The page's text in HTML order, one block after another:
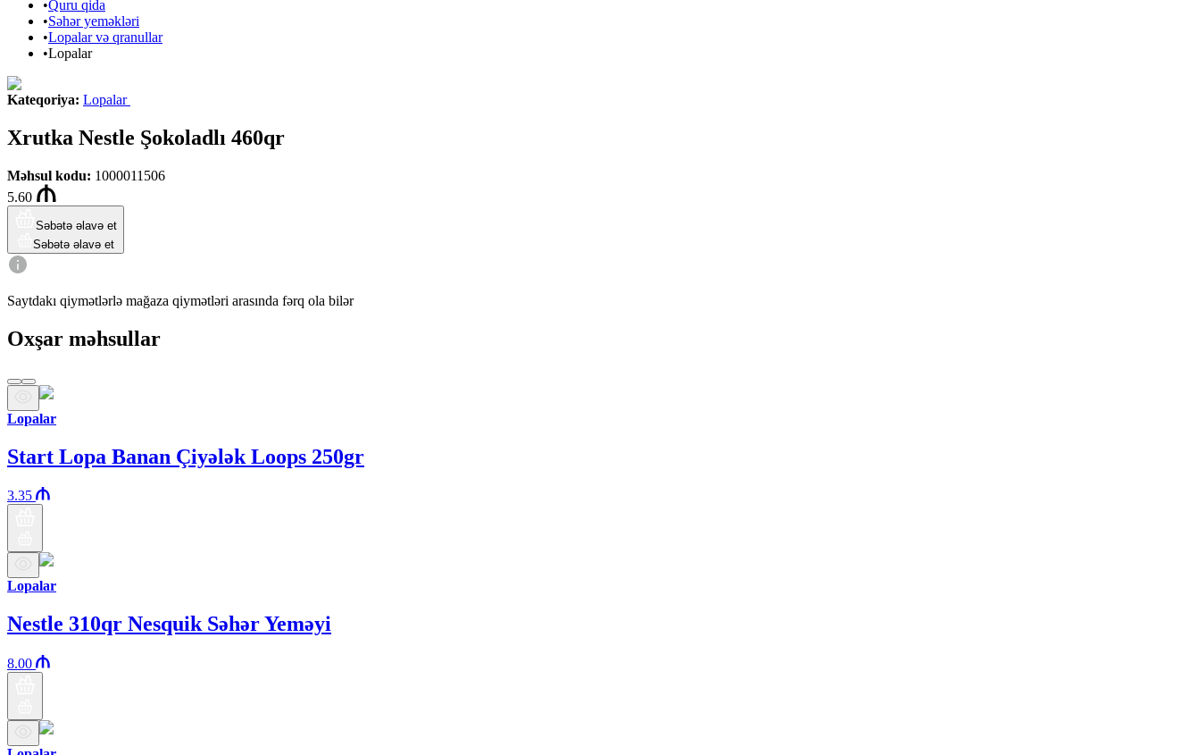
•Quru qida
•Səhər yeməkləri
•Lopalar və qranullar
•Lopalar
Kateqoriya: Lopalar
Xrutka Nestle Şokoladlı 460qr
Məhsul kodu: 1000011506
5.60
Səbətə əlavə et
Səbətə əlavə et
Saytdakı qiymətlərlə mağaza qiymətləri arasında fərq ola bilər
Oxşar məhsullar
Lopalar
Start Lopa Banan Çiyələk Loops 250gr
3.35
Lopalar
Nestle 310qr Nesquik Səhər Yeməyi
8.00